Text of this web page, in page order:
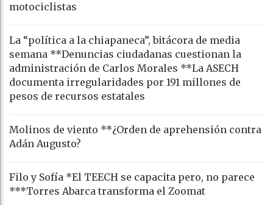
motociclistas
La “política a la chiapaneca”, bitácora de media
semana **Denuncias ciudadanas cuestionan la
administración de Carlos Morales **La ASECH
documenta irregularidades por 191 millones de
pesos de recursos estatales
Molinos de viento **¿Orden de aprehensión contra
Adán Augusto?
Filo y Sofía *El TEECH se capacita pero, no parece
***Torres Abarca transforma el Zoomat